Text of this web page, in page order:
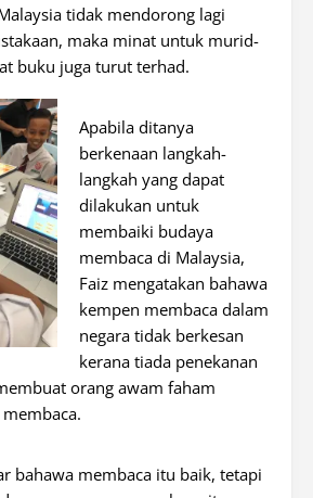
tidak mendorong lagi
maka minat untuk murid-
buku juga turut terhad.
Apabila ditanya
berkenaan langkah-
langkah yang dapat
dilakukan untuk
membaiki budaya
membaca di Malaysia,
Faiz mengatakan bahawa
kempen membaca dalam
negara tidak berkesan
kerana tiada penekanan
orang awam faham
bahawa membaca itu baik, tetapi